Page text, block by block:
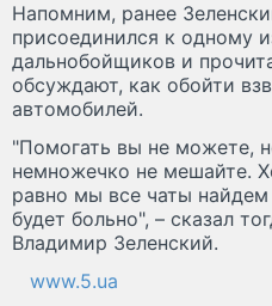
Напомним, ранее
присоединился к одному
дальнобойщиков и
обсуждают, как обойти
автомобилей.
"Помогать вы не можете,
немножечко не мешайте.
равно мы все чаты
будет больно", – сказал
Владимир Зеленский.
www.5.ua